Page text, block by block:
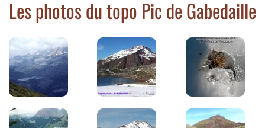
Les photos du topo Pic de Gabedaille